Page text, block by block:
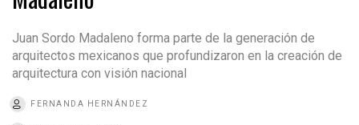
Juan Sordo Madaleno forma parte de la generación de
arquitectos mexicanos que profundizaron en la creación de
arquitectura con visión nacional
FERNANDA HERNÁNDEZ